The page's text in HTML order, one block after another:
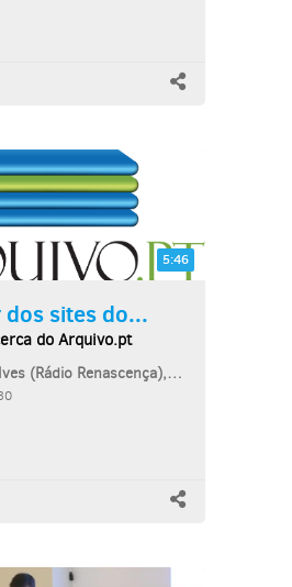
5:46
dos sites do...
do Arquivo.pt
Miriam Gonçalves (Rádio Renascença), Daniel Gomes (Arquivo.pt)